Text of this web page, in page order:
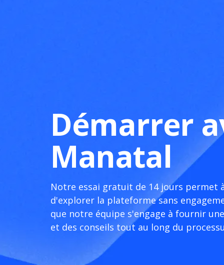
Démarrer
Manatal
Notre essai gratuit de 14 jours permet
d'explorer la plateforme sans
que notre équipe s'engage à fournir
et des conseils tout au long du